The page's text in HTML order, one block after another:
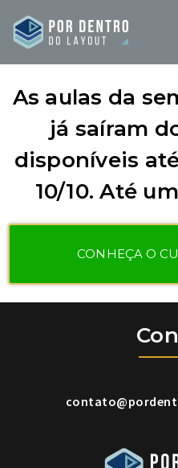
As aulas da
já saíram
disponíveis
10/10. Até
CONHEÇA O